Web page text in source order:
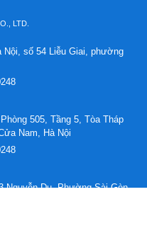
LTD.
Nội, số 54 Liễu Giai, phường
505, Tầng 5, Tòa Tháp
Nam, Hà Nội
Nguyễn Du, Phường Sài Gòn,